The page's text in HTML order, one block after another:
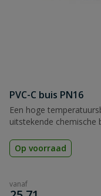
PVC-C buis PN16
Een hoge
uitstekende chemische
Op voorraad
vanaf